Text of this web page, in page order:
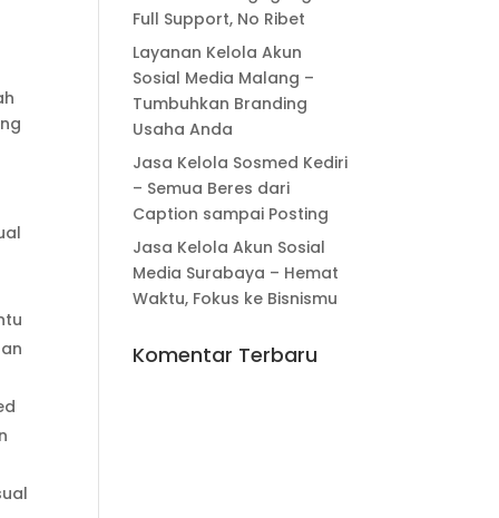
Full Support, No Ribet
Layanan Kelola Akun
Sosial Media Malang –
Tumbuhkan Branding
Usaha Anda
Jasa Kelola Sosmed Kediri
– Semua Beres dari
Caption sampai Posting
Jasa Kelola Akun Sosial
Media Surabaya – Hemat
Waktu, Fokus ke Bisnismu
Komentar Terbaru